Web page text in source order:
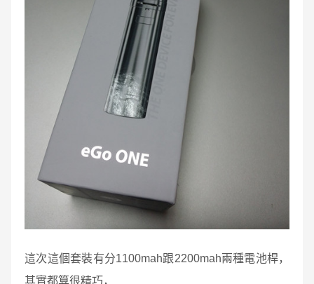
這次這個套裝有分1100mah跟2200mah兩種電池桿，
其實都算很精巧，